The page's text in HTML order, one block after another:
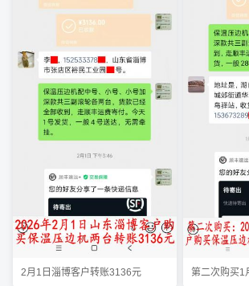
2月1日淄博客户转账3136元